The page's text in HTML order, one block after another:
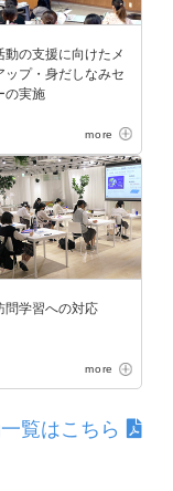
動の支援に向けたメ
ップ・身だしなみセ
の実施
more
問学習への対応
more
覧はこちら